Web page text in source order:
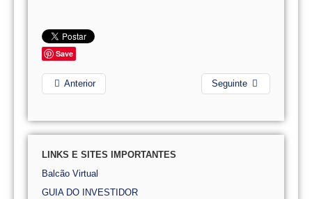
Save
Anterior Seguinte
LINKS E SITES IMPORTANTES
Balcão Virtual
GUIA DO INVESTIDOR